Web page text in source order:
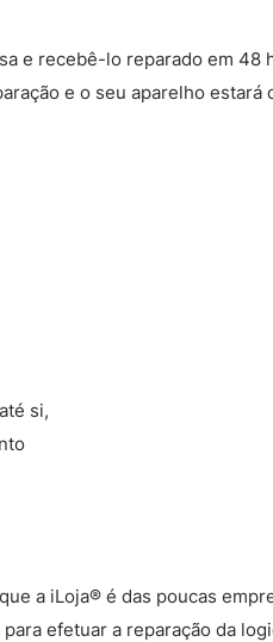
e recebê-lo reparado em 48
e o seu aparelho estará
si,
a iLoja® é das poucas
efetuar a reparação da